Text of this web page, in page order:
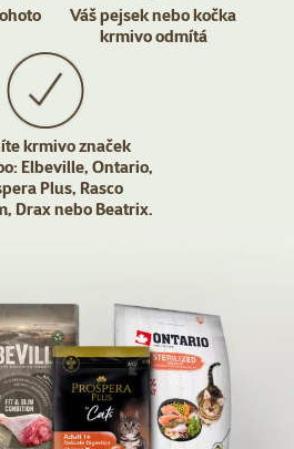
Váš pejsek nebo kočka
krmivo odmítá
krmivo značek
Elbeville, Ontario,
Plus, Rasco
Drax nebo Beatrix.